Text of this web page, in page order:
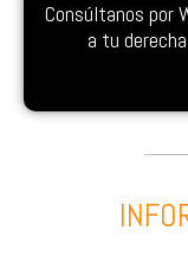
Consúltanos por
a tu